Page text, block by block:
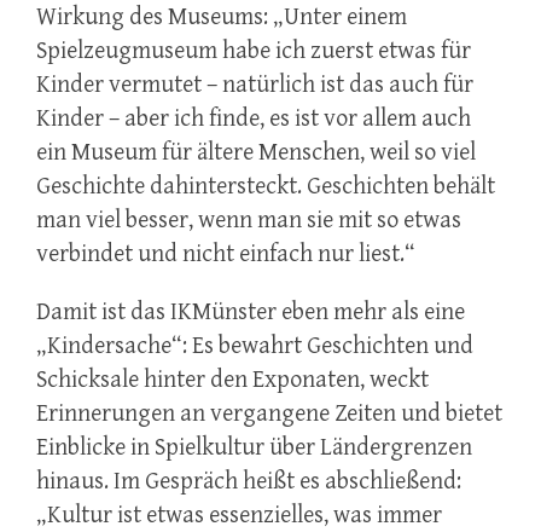
Wirkung des Museums: „Unter einem
Spielzeugmuseum habe ich zuerst etwas für
Kinder vermutet – natürlich ist das auch für
Kinder – aber ich finde, es ist vor allem auch
ein Museum für ältere Menschen, weil so viel
Geschichte dahintersteckt. Geschichten behält
man viel besser, wenn man sie mit so etwas
verbindet und nicht einfach nur liest.“
Damit ist das IKMünster eben mehr als eine
„Kindersache“: Es bewahrt Geschichten und
Schicksale hinter den Exponaten, weckt
Erinnerungen an vergangene Zeiten und bietet
Einblicke in Spielkultur über Ländergrenzen
hinaus. Im Gespräch heißt es abschließend:
„Kultur ist etwas essenzielles, was immer